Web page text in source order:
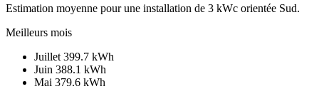
Estimation moyenne pour une installation de 3 kWc orientée Sud.
Meilleurs mois
Juillet 399.7 kWh
Juin 388.1 kWh
Mai 379.6 kWh